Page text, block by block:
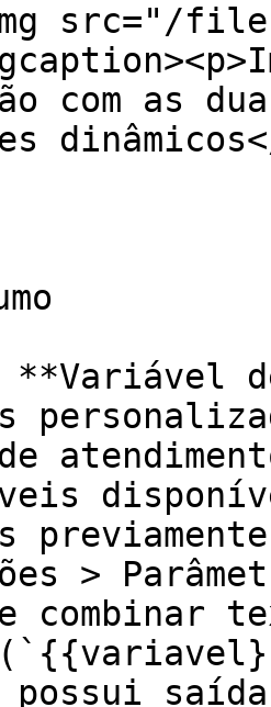
src="/files/
com as
**Variável
>
combinar
possui